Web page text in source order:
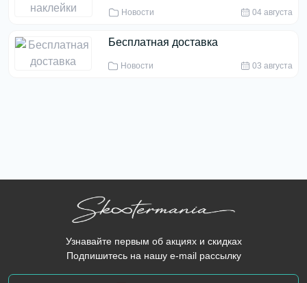
Новости 04 августа
Бесплатная доставка
Новости 03 августа
Узнавайте первым об акциях и скидках
Подпишитесь на нашу e-mail рассылку